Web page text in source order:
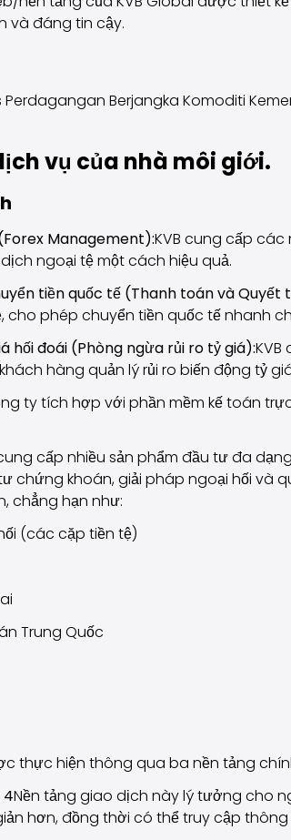
và đáng tin cậy.
Berjangka Komoditi
vụ của nhà môi giới.
Management):KVB cung cấp các
ngoại tệ một cách hiệu quả.
tiền quốc tế (Thanh toán và Quyết
cho phép chuyển tiền quốc tế nhanh
hối đoái (Phòng ngừa rủi ro tỷ giá):
hàng quản lý rủi ro biến động tỷ
ty tích hợp với phần mềm kế toán
cấp nhiều sản phẩm đầu tư đa
chứng khoán, giải pháp ngoại hối và
chẳng hạn như:
(các cặp tiền tệ)
Trung Quốc
thực hiện thông qua ba nền tảng
4Nền tảng giao dịch này lý tưởng cho
hơn, đồng thời có thể truy cập